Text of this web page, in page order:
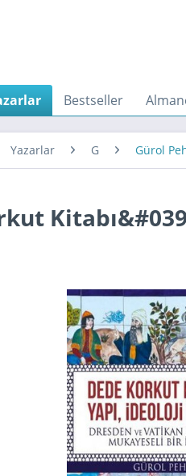
Bestseller
Yazarlar G Gürol